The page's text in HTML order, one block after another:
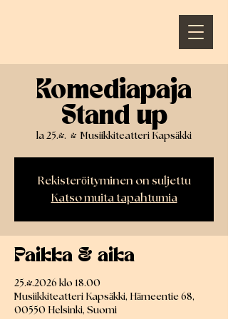
Komediapaja
Stand up
la 25.4.
  |
Musiikkiteatteri Kapsäkki
Rekisteröityminen on suljettu
Katso muita tapahtumia
Paikka & aika
25.4.2026 klo 18.00
Musiikkiteatteri Kapsäkki, Hämeentie 68,
00550 Helsinki, Suomi